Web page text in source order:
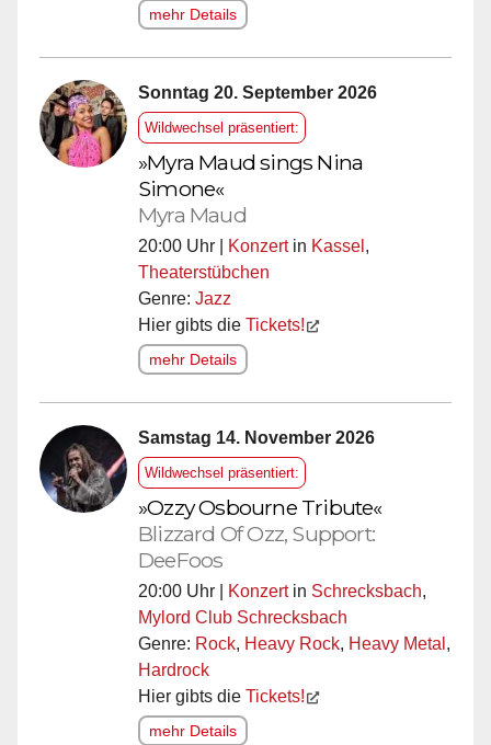
mehr Details
Sonntag 20. September 2026
Wildwechsel präsentiert:
»Myra Maud sings Nina
Simone«
Myra Maud
20:00 Uhr | Konzertin Kassel ,
Theaterstübchen
Genre: Jazz
Hier gibts die Tickets!
mehr Details
Samstag 14. November 2026
Wildwechsel präsentiert:
»Ozzy Osbourne Tribute«
Blizzard Of Ozz, Support:
DeeFoos
20:00 Uhr | Konzertin Schrecksbach,
Mylord Club Schrecksbach
Genre: Rock, Heavy Rock, Heavy Metal ,
Hardrock
Hier gibts die Tickets!
mehr Details